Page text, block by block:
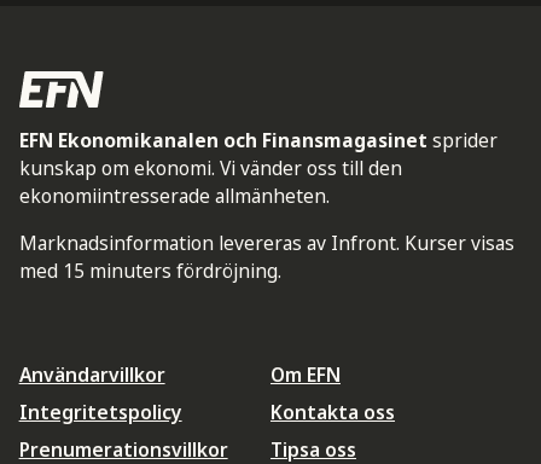
EFN Ekonomikanalen och Finansmagasinet sprider
kunskap om ekonomi. Vi vänder oss till den
ekonomiintresserade allmänheten.
Marknadsinformation levereras av Infront. Kurser visas
med 15 minuters fördröjning.
Användarvillkor
Integritetspolicy
Prenumerationsvillkor
Om EFN
Kontakta oss
Tipsa oss